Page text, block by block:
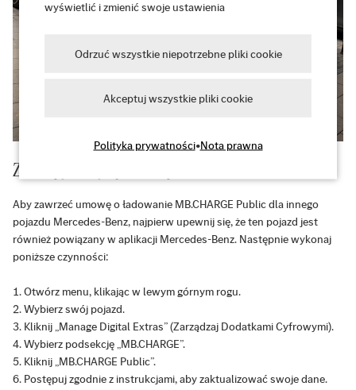
Zawrzyj kolejną umowę o ładowanie
Aby zawrzeć umowę o ładowanie MB.CHARGE Public dla innego
pojazdu Mercedes-Benz, najpierw upewnij się, że ten pojazd jest
również powiązany w aplikacji Mercedes-Benz. Następnie wykonaj
poniższe czynności:
Otwórz menu, klikając w lewym górnym rogu.
Wybierz swój pojazd.
Kliknij „Manage Digital Extras” (Zarządzaj Dodatkami Cyfrowymi).
Wybierz podsekcję „MB.CHARGE”.
Kliknij „MB.CHARGE Public”.
Postępuj zgodnie z instrukcjami, aby zaktualizować swoje dane.
wyświetlić i zmienić swoje ustawienia
Odrzuć wszystkie niepotrzebne pliki cookie
Akceptuj wszystkie pliki cookie
Polityka prywatności•Nota prawna